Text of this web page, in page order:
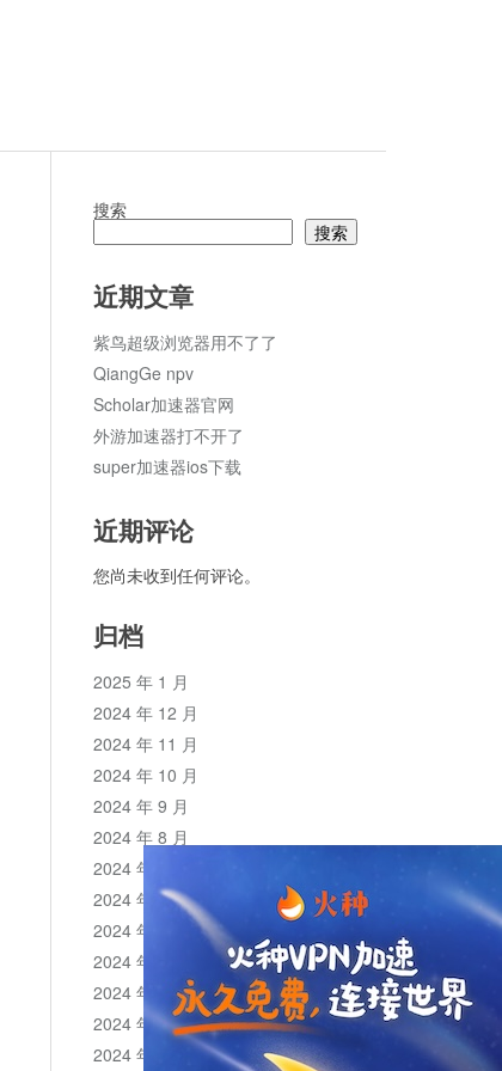
搜索
搜索
近期文章
紫鸟超级浏览器用不了了
QiangGe npv
Scholar加速器官网
外游加速器打不开了
super加速器ios下载
近期评论
您尚未收到任何评论。
归档
2025 年 1 月
2024 年 12 月
2024 年 11 月
2024 年 10 月
2024 年 9 月
2024 年 8 月
2024 年 7 月
2024 年 6 月
2024 年 5 月
2024 年 4 月
2024 年 3 月
2024 年 2 月
2024 年 1 月